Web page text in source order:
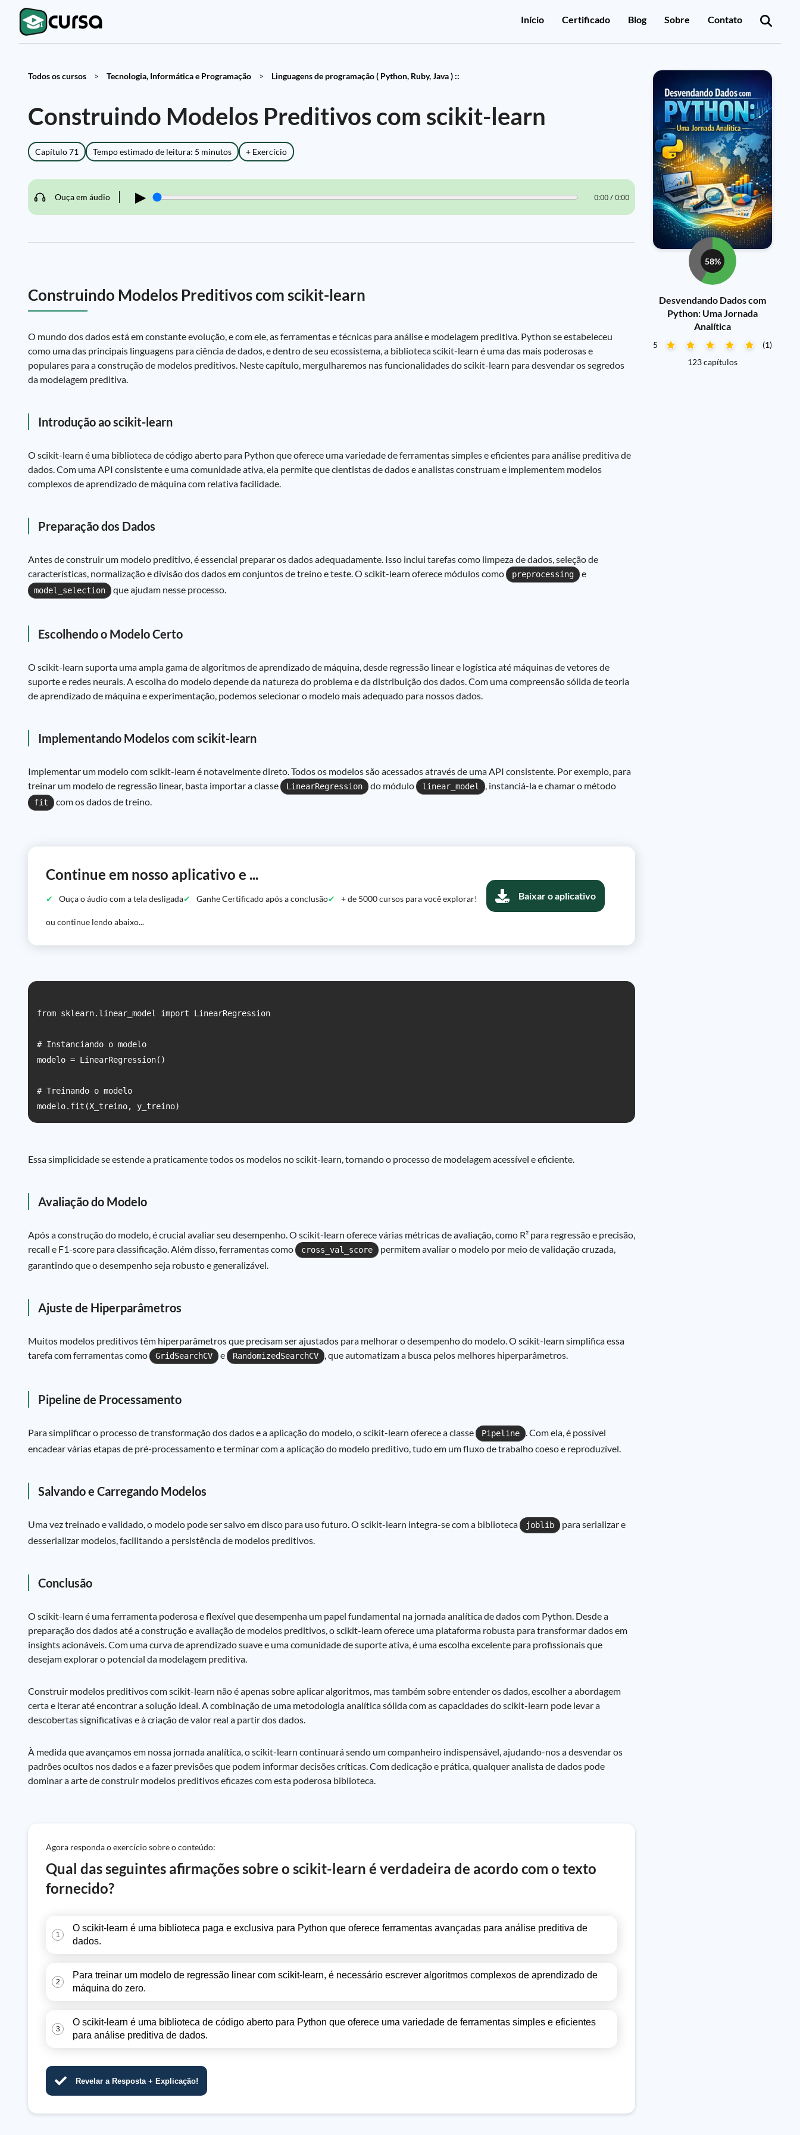
Início Certificado Blog Sobre Contato
Todos os cursos > Tecnologia, Informática e Programação > Linguagens de programação ( Python, Ruby, Java ) ::
Construindo Modelos Preditivos com scikit-learn
Capítulo 71 Tempo estimado de leitura: 5 minutos + Exercício
Ouça em áudio ▶ 0:00 / 0:00
Construindo Modelos Preditivos com scikit-learn
O mundo dos dados está em constante evolução, e com ele, as ferramentas e técnicas para análise e modelagem preditiva. Python se estabeleceu
como uma das principais linguagens para ciência de dados, e dentro de seu ecossistema, a biblioteca scikit-learn é uma das mais poderosas e
populares para a construção de modelos preditivos. Neste capítulo, mergulharemos nas funcionalidades do scikit-learn para desvendar os segredos
da modelagem preditiva.
Introdução ao scikit-learn
O scikit-learn é uma biblioteca de código aberto para Python que oferece uma variedade de ferramentas simples e eficientes para análise preditiva de
dados. Com uma API consistente e uma comunidade ativa, ela permite que cientistas de dados e analistas construam e implementem modelos
complexos de aprendizado de máquina com relativa facilidade.
Preparação dos Dados
Antes de construir um modelo preditivo, é essencial preparar os dados adequadamente. Isso inclui tarefas como limpeza de dados, seleção de
características, normalização e divisão dos dados em conjuntos de treino e teste. O scikit-learn oferece módulos como
preprocessing e
model_selection que ajudam nesse processo.
Escolhendo o Modelo Certo
O scikit-learn suporta uma ampla gama de algoritmos de aprendizado de máquina, desde regressão linear e logística até máquinas de vetores de
suporte e redes neurais. A escolha do modelo depende da natureza do problema e da distribuição dos dados. Com uma compreensão sólida de teoria
de aprendizado de máquina e experimentação, podemos selecionar o modelo mais adequado para nossos dados.
Implementando Modelos com scikit-learn
Implementar um modelo com scikit-learn é notavelmente direto. Todos os modelos são acessados através de uma API consistente. Por exemplo, para
treinar um modelo de regressão linear, basta importar a classe
LinearRegression do módulo linear_model , instanciá-la e chamar o método
fit com os dados de treino.
Continue em nosso aplicativo e ...
Ouça o áudio com a tela desligada Ganhe Certificado após a conclusão + de 5000 cursos para você explorar!
ou continue lendo abaixo...
Baixar o aplicativo
from sklearn.linear_model import LinearRegression
# Instanciando o modelo
modelo = LinearRegression()
# Treinando o modelo
Essa simplicidade se estende a praticamente todos os modelos no scikit-learn, tornando o processo de modelagem acessível e eficiente.
Avaliação do Modelo
Após a construção do modelo, é crucial avaliar seu desempenho. O scikit-learn oferece várias métricas de avaliação, como R² para regressão e precisão,
recall e F1-score para classificação. Além disso, ferramentas como
cross_val_score
permitem avaliar o modelo por meio de validação cruzada,
garantindo que o desempenho seja robusto e generalizável.
Ajuste de Hiperparâmetros
Muitos modelos preditivos têm hiperparâmetros que precisam ser ajustados para melhorar o desempenho do modelo. O scikit-learn simplifica essa
tarefa com ferramentas como
GridSearchCV e RandomizedSearchCV , que automatizam a busca pelos melhores hiperparâmetros.
Pipeline de Processamento
Para simplificar o processo de transformação dos dados e a aplicação do modelo, o scikit-learn oferece a classe Pipeline
. Com ela, é possível
encadear várias etapas de pré-processamento e terminar com a aplicação do modelo preditivo, tudo em um fluxo de trabalho coeso e reproduzível.
Salvando e Carregando Modelos
Uma vez treinado e validado, o modelo pode ser salvo em disco para uso futuro. O scikit-learn integra-se com a biblioteca joblib
para serializar e
desserializar modelos, facilitando a persistência de modelos preditivos.
Conclusão
O scikit-learn é uma ferramenta poderosa e flexível que desempenha um papel fundamental na jornada analítica de dados com Python. Desde a
preparação dos dados até a construção e avaliação de modelos preditivos, o scikit-learn oferece uma plataforma robusta para transformar dados em
insights acionáveis. Com uma curva de aprendizado suave e uma comunidade de suporte ativa, é uma escolha excelente para profissionais que
desejam explorar o potencial da modelagem preditiva.
Construir modelos preditivos com scikit-learn não é apenas sobre aplicar algoritmos, mas também sobre entender os dados, escolher a abordagem
certa e iterar até encontrar a solução ideal. A combinação de uma metodologia analítica sólida com as capacidades do scikit-learn pode levar a
descobertas significativas e à criação de valor real a partir dos dados.
À medida que avançamos em nossa jornada analítica, o scikit-learn continuará sendo um companheiro indispensável, ajudando-nos a desvendar os
padrões ocultos nos dados e a fazer previsões que podem informar decisões críticas. Com dedicação e prática, qualquer analista de dados pode
dominar a arte de construir modelos preditivos eficazes com esta poderosa biblioteca.
Agora responda o exercício sobre o conteúdo:
Qual das seguintes afirmações sobre o scikit-learn é verdadeira de acordo com o texto
fornecido?
1
O scikit-learn é uma biblioteca paga e exclusiva para Python que oferece ferramentas avançadas para análise preditiva de
dados.
2
Para treinar um modelo de regressão linear com scikit-learn, é necessário escrever algoritmos complexos de aprendizado de
máquina do zero.
3
O scikit-learn é uma biblioteca de código aberto para Python que oferece uma variedade de ferramentas simples e eficientes
para análise preditiva de dados.
Revelar a Resposta + Explicação!
58%
Desvendando Dados com
Python: Uma Jornada
Analítica
5
(1)
123 capítulos